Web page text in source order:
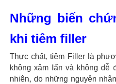
Những biến
khi tiêm filler
Thực chất, tiêm Filler là
không xâm lấn và không dễ
nhiên, do những nguyên